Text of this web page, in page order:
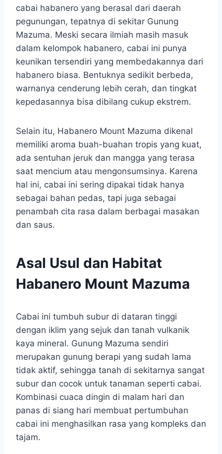
cabai habanero yang berasal dari daerah
pegunungan, tepatnya di sekitar Gunung
Mazuma. Meski secara ilmiah masih masuk
dalam kelompok habanero, cabai ini punya
keunikan tersendiri yang membedakannya dari
habanero biasa. Bentuknya sedikit berbeda,
warnanya cenderung lebih cerah, dan tingkat
kepedasannya bisa dibilang cukup ekstrem.
Selain itu, Habanero Mount Mazuma dikenal
memiliki aroma buah-buahan tropis yang kuat,
ada sentuhan jeruk dan mangga yang terasa
saat mencium atau mengonsumsinya. Karena
hal ini, cabai ini sering dipakai tidak hanya
sebagai bahan pedas, tapi juga sebagai
penambah cita rasa dalam berbagai masakan
dan saus.
Asal Usul dan Habitat
Habanero Mount Mazuma
Cabai ini tumbuh subur di dataran tinggi
dengan iklim yang sejuk dan tanah vulkanik
kaya mineral. Gunung Mazuma sendiri
merupakan gunung berapi yang sudah lama
tidak aktif, sehingga tanah di sekitarnya sangat
subur dan cocok untuk tanaman seperti cabai.
Kombinasi cuaca dingin di malam hari dan
panas di siang hari membuat pertumbuhan
cabai ini menghasilkan rasa yang kompleks dan
tajam.